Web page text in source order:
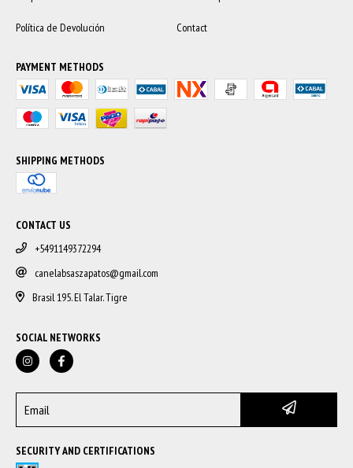
Política de Devolución Contact
PAYMENT METHODS
SHIPPING METHODS
CONTACT US
+5491149372294
canelabsaszapatos@gmail.com
Brasil 195. El Talar. Tigre
SOCIAL NETWORKS
SECURITY AND CERTIFICATIONS